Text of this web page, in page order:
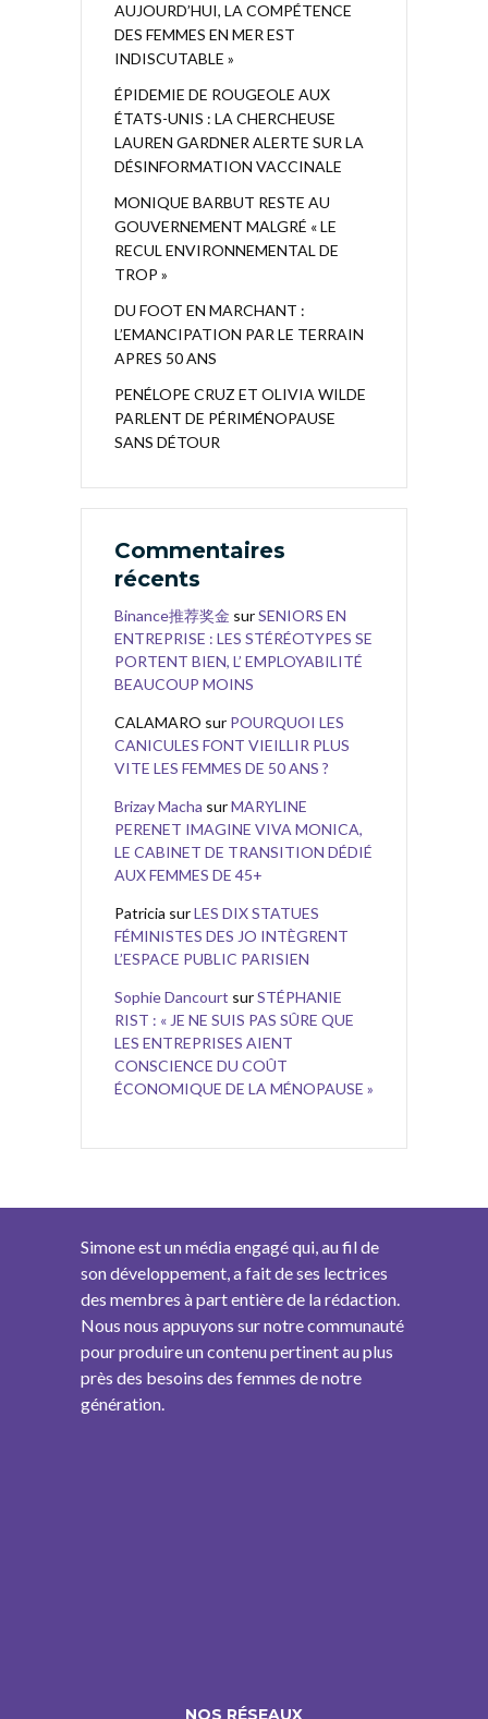
AUJOURD’HUI, LA COMPÉTENCE
DES FEMMES EN MER EST
INDISCUTABLE »
ÉPIDEMIE DE ROUGEOLE AUX
ÉTATS-UNIS : LA CHERCHEUSE
LAUREN GARDNER ALERTE SUR LA
DÉSINFORMATION VACCINALE
MONIQUE BARBUT RESTE AU
GOUVERNEMENT MALGRÉ « LE
RECUL ENVIRONNEMENTAL DE
TROP »
DU FOOT EN MARCHANT :
L’EMANCIPATION PAR LE TERRAIN
APRES 50 ANS
PENÉLOPE CRUZ ET OLIVIA WILDE
PARLENT DE PÉRIMÉNOPAUSE
SANS DÉTOUR
Commentaires
récents
Binance推荐奖金 surSENIORS EN
ENTREPRISE : LES STÉRÉOTYPES SE
PORTENT BIEN, L’ EMPLOYABILITÉ
BEAUCOUP MOINS
CALAMARO sur POURQUOI LES
CANICULES FONT VIEILLIR PLUS
VITE LES FEMMES DE 50 ANS ?
Brizay Macha surMARYLINE
PERENET IMAGINE VIVA MONICA,
LE CABINET DE TRANSITION DÉDIÉ
AUX FEMMES DE 45+
Patricia surLES DIX STATUES
FÉMINISTES DES JO INTÈGRENT
L’ESPACE PUBLIC PARISIEN
Sophie Dancourt surSTÉPHANIE
RIST : « JE NE SUIS PAS SÛRE QUE
LES ENTREPRISES AIENT
CONSCIENCE DU COÛT
ÉCONOMIQUE DE LA MÉNOPAUSE »
Simone est un média engagé qui, au fil de
son développement, a fait de ses lectrices
des membres à part entière de la rédaction.
Nous nous appuyons sur notre communauté
pour produire un contenu pertinent au plus
près des besoins des femmes de notre
génération.
NOS RÉSEAUX